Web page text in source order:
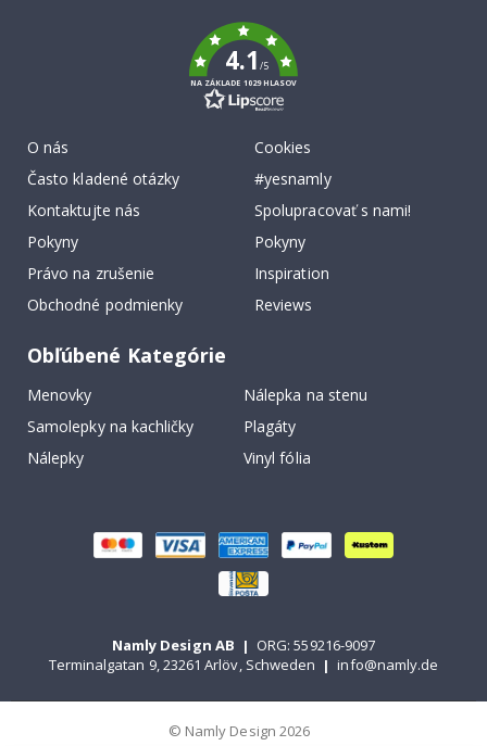
4.1/5
NA ZÁKLADE 1029 HLASOV
O nás
Často kladené otázky
Kontaktujte nás
Pokyny
Právo na zrušenie
Obchodné podmienky
Cookies
#yesnamly
Spolupracovať s nami!
Pokyny
Inspiration
Reviews
Obľúbené Kategórie
Menovky
Nálepka na stenu
Samolepky na kachličky
Plagáty
Nálepky
Vinyl fólia
Namly Design AB | ORG: 559216-9097
Terminalgatan 9, 23261 Arlöv, Schweden | info@namly.de
© Namly Design 2026